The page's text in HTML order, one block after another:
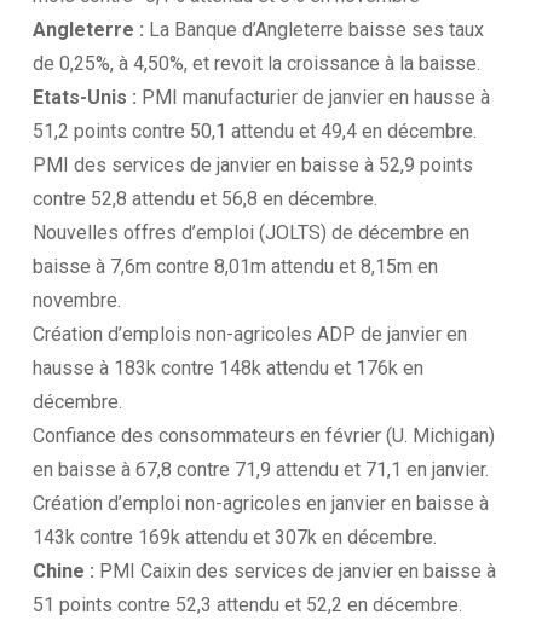
Angleterre : La Banque d’Angleterre baisse ses taux
de 0,25%, à 4,50%, et revoit la croissance à la baisse.
Etats-Unis : PMI manufacturier de janvier en hausse à
51,2 points contre 50,1 attendu et 49,4 en décembre.
PMI des services de janvier en baisse à 52,9 points
contre 52,8 attendu et 56,8 en décembre.
Nouvelles offres d’emploi (JOLTS) de décembre en
baisse à 7,6m contre 8,01m attendu et 8,15m en
novembre.
Création d’emplois non-agricoles ADP de janvier en
hausse à 183k contre 148k attendu et 176k en
décembre.
Confiance des consommateurs en février (U. Michigan)
en baisse à 67,8 contre 71,9 attendu et 71,1 en janvier.
Création d’emploi non-agricoles en janvier en baisse à
143k contre 169k attendu et 307k en décembre.
Chine : PMI Caixin des services de janvier en baisse à
51 points contre 52,3 attendu et 52,2 en décembre.